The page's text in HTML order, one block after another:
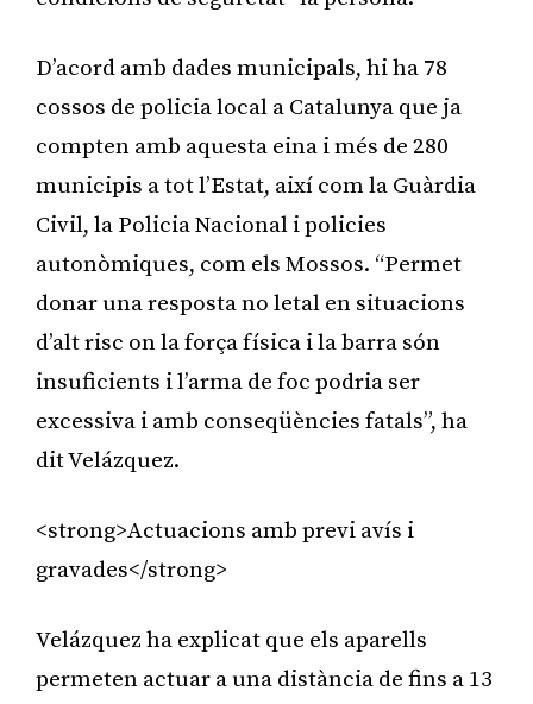
D’acord amb dades municipals, hi ha 78
cossos de policia local a Catalunya que ja
compten amb aquesta eina i més de 280
municipis a tot l’Estat, així com la Guàrdia
Civil, la Policia Nacional i policies
autonòmiques, com els Mossos. “Permet
donar una resposta no letal en situacions
d’alt risc on la força física i la barra són
insuficients i l’arma de foc podria ser
excessiva i amb conseqüències fatals”, ha
dit Velázquez.
<strong>Actuacions amb previ avís i
gravades</strong>
Velázquez ha explicat que els aparells
permeten actuar a una distància de fins a 13